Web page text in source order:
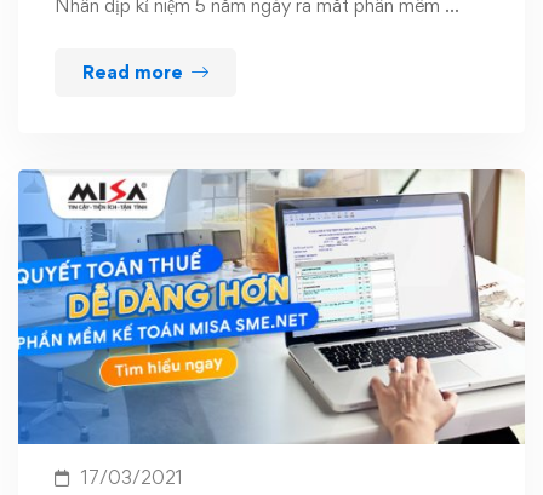
Nhân dịp kỉ niệm 5 năm ngày ra mắt phần mềm …
Read more
17/03/2021